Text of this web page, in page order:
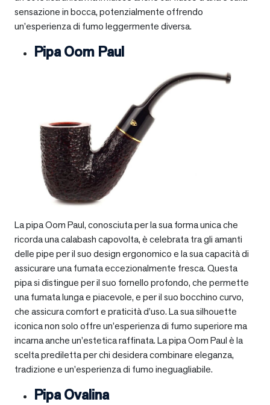
sensazione in bocca, potenzialmente offrendo
un’esperienza di fumo leggermente diversa.
Pipa Oom Paul
La pipa Oom Paul, conosciuta per la sua forma unica che
ricorda una calabash capovolta, è celebrata tra gli amanti
delle pipe per il suo design ergonomico e la sua capacità di
assicurare una fumata eccezionalmente fresca. Questa
pipa si distingue per il suo fornello profondo, che permette
una fumata lunga e piacevole, e per il suo bocchino curvo,
che assicura comfort e praticità d’uso. La sua silhouette
iconica non solo offre un’esperienza di fumo superiore ma
incarna anche un’estetica raffinata. La pipa Oom Paul è la
scelta prediletta per chi desidera combinare eleganza,
tradizione e un’esperienza di fumo ineguagliabile.
Pipa Ovalina